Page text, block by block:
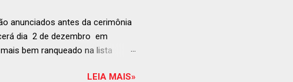
anunciados antes da cerimônia
dia 2 de dezembro em
ranqueado na lista
vibrante e diversificado daLEIA MAIS»